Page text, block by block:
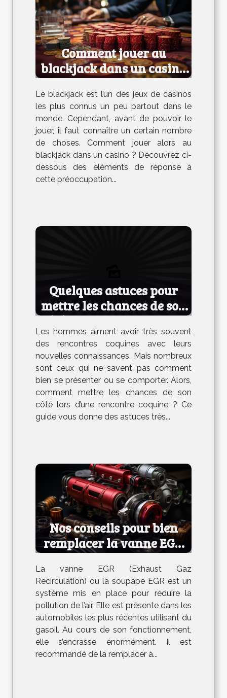
Comment jouer au
blackjack dans un casino
?
Le blackjack est l’un des jeux de casinos
les plus connus un peu partout dans le
monde. Cependant, avant de pouvoir le
jouer, il faut connaître un certain nombre
de choses. Comment jouer alors au
blackjack dans un casino ? Découvrez ci-
dessous des éléments de réponse à
cette préoccupation...
Quelques astuces pour
mettre les chances de son
côté lors d’une rencontre
coquine
Les hommes aiment avoir très souvent
des rencontres coquines avec leurs
nouvelles connaissances. Mais nombreux
sont ceux qui ne savent pas comment
bien se présenter ou se comporter. Alors,
comment mettre les chances de son
côté lors d’une rencontre coquine ? Ce
guide vous donne des astuces très...
Nos conseils pour bien
remplacer la vanne EGR
de votre voiture
La vanne EGR (Exhaust Gaz
Recirculation) ou la soupape EGR est un
système mis en place pour réduire la
pollution de l’air. Elle est présente dans les
automobiles les plus récentes utilisant du
gasoil. Au cours de son fonctionnement,
elle s’encrasse énormément. Il est
recommandé de la remplacer à...